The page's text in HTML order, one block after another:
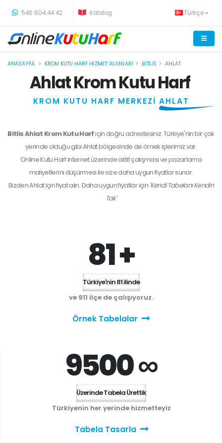
546 604 44 42 Katalog Türkçe
ANASAYFA KROM KUTU HARF HIZMET ALANLARI BITLIS AHLAT
Ahlat Krom Kutu Harf
KROM KUTU HARF MERKEZİ AHLAT
Bitlis Ahlat Krom Kutu Harfiçin doğru adrestesiniz. Türkiye'nin bir çok
yerinde olduğu gibi Ahlat bölgesinde de örnek işlerimiz var.
Online Kutu Harf internet üzerinde aktif çalışması ve pazarlama
maliyetlerini düşürmesi ile size daha uygun fiyatlar sunar.
BizdenAhlatiçin fiyat alın. Daha uygun fiyatlar için 'Kendi Tabelanı Kendin
Tak'
81 +
Türkiye'nin 81 ilinde
ve 911 ilçe de çalışıyoruz.
Örnek Tabelalar
9500 ∞
Üzerinde Tabela Ürettik
Türkiyenin her yerinde hizmetteyiz
Tabela Tasarla